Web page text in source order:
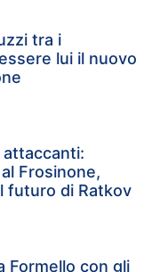
tra i
lui il nuovo
attaccanti:
Frosinone,
futuro di Ratkov
Formello con gli